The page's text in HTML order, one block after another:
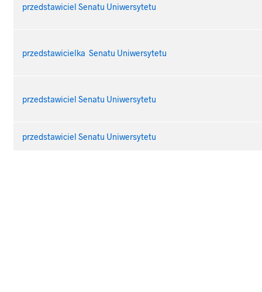
przedstawiciel Senatu Uniwersytetu
przedstawicielka Senatu Uniwersytetu
przedstawiciel Senatu Uniwersytetu
przedstawiciel Senatu Uniwersytetu